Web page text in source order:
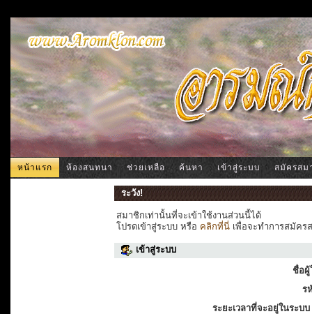
หน้าแรก ห้องสนทนา ช่วยเหลือ ค้นหา เข้าสู่ระบบ สมัครสม
ระวัง!
สมาชิกเท่านั้นที่จะเข้าใช้งานส่วนนี้ได้
โปรดเข้าสู่ระบบ หรือ คลิกที่นี่เพื่อจะทำการสมัคร
เข้าสู่ระบบ
ชื่อผู้
ร
ระยะเวลาที่จะอยู่ในระบ